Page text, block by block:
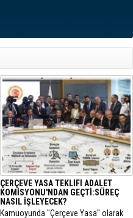
ÇERÇEVE YASA TEKLİFİ ADALET
KOMİSYONU'NDAN GEÇTİ:SÜREÇ
NASIL İŞLEYECEK?
​Kamuoyunda "Çerçeve Yasa" olarak